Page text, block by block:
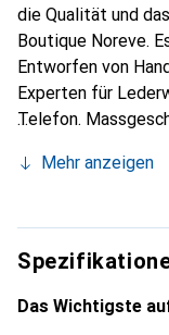
die Qualität und
Boutique Noreve.
Entworfen von
Experten für
Telefon.
unverzichtbaren
die Marke Noreve
anspruchsvolle
Mehr anzeigen
Das Wichtigste